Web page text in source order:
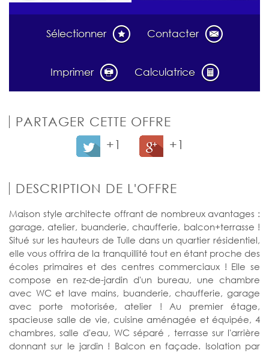
Sélectionner Contacter
Imprimer Calculatrice
PARTAGER CETTE OFFRE
+1
+1
DESCRIPTION DE L'OFFRE
Maison style architecte offrant de nombreux avantages :
garage, atelier, buanderie, chaufferie, balcon+terrasse !
Situé sur les hauteurs de Tulle dans un quartier résidentiel,
elle vous offrira de la tranquillité tout en étant proche des
écoles primaires et des centres commerciaux ! Elle se
compose en rez-de-jardin d'un bureau, une chambre
avec WC et lave mains, buanderie, chaufferie, garage
avec porte motorisée, atelier ! Au premier étage,
spacieuse salle de vie, cuisine aménagée et équipée, 4
chambres, salle d'eau, WC séparé , terrasse sur l'arrière
donnant sur le jardin ! Balcon en façade. Isolation par